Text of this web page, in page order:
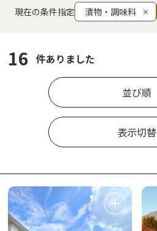
現在の条件指定 漬物・調味料
16 件ありました
並び順
表示切替